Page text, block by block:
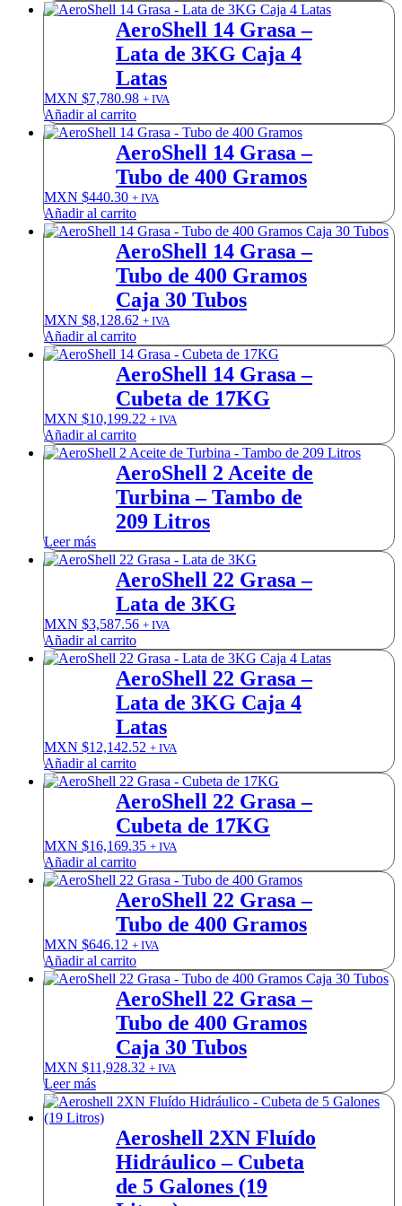
AeroShell 14 Grasa –
Lata de 3KG Caja 4
Latas
MXN $7,780.98 + IVA
Añadir al carrito
AeroShell 14 Grasa –
Tubo de 400 Gramos
MXN $440.30 + IVA
Añadir al carrito
AeroShell 14 Grasa –
Tubo de 400 Gramos
Caja 30 Tubos
MXN $8,128.62 + IVA
Añadir al carrito
AeroShell 14 Grasa –
Cubeta de 17KG
MXN $10,199.22 + IVA
Añadir al carrito
AeroShell 2 Aceite de
Turbina – Tambo de
209 Litros
Leer más
AeroShell 22 Grasa –
Lata de 3KG
MXN $3,587.56 + IVA
Añadir al carrito
AeroShell 22 Grasa –
Lata de 3KG Caja 4
Latas
MXN $12,142.52 + IVA
Añadir al carrito
AeroShell 22 Grasa –
Cubeta de 17KG
MXN $16,169.35 + IVA
Añadir al carrito
AeroShell 22 Grasa –
Tubo de 400 Gramos
MXN $646.12 + IVA
Añadir al carrito
AeroShell 22 Grasa –
Tubo de 400 Gramos
Caja 30 Tubos
MXN $11,928.32 + IVA
Leer más
Aeroshell 2XN Fluído
Hidráulico – Cubeta
de 5 Galones (19